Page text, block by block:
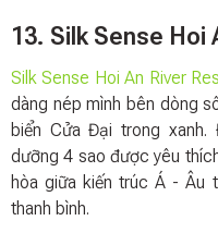
13. Silk Sense Hoi
Silk Sense Hoi An River
dàng nép mình bên dòng
biển Cửa Đại trong
dưỡng 4 sao được yêu
hòa giữa kiến trúc Á - Âu
thanh bình.